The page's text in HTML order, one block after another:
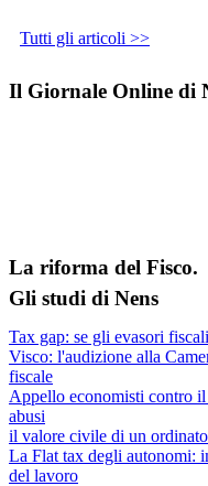
Tutti gli articoli >>
Il Giornale Online di
La riforma del Fisco.
Gli studi di Nens
Tax gap: se gli evasori
Visco: l'audizione alla
fiscale
Appello economisti contro
abusi
il valore civile di un
La Flat tax degli autonomi:
del lavoro